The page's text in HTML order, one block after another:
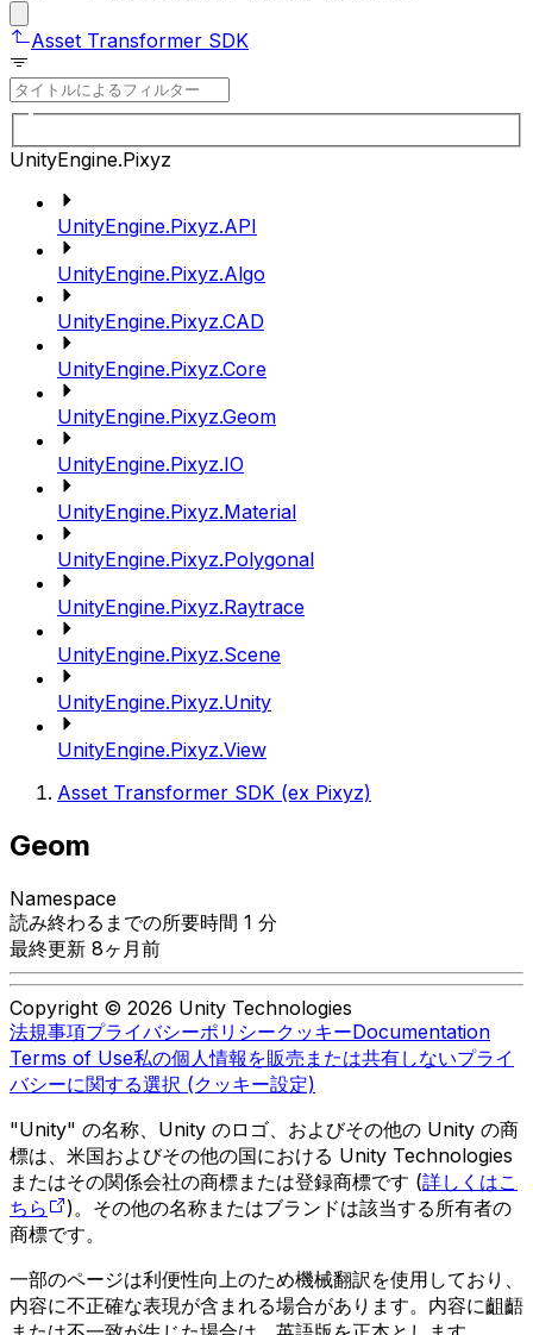
Asset Transformer SDK
UnityEngine.Pixyz
UnityEngine.Pixyz.API
UnityEngine.Pixyz.Algo
UnityEngine.Pixyz.CAD
UnityEngine.Pixyz.Core
UnityEngine.Pixyz.Geom
UnityEngine.Pixyz.IO
UnityEngine.Pixyz.Material
UnityEngine.Pixyz.Polygonal
UnityEngine.Pixyz.Raytrace
UnityEngine.Pixyz.Scene
UnityEngine.Pixyz.Unity
UnityEngine.Pixyz.View
Asset Transformer SDK (ex Pixyz)
Geom
Namespace
読み終わるまでの所要時間 1 分
最終更新 8ヶ月前
Copyright © 2026 Unity Technologies
法規事項プライバシーポリシークッキーDocumentation
Terms of Use私の個人情報を販売または共有しないプライ
バシーに関する選択 (クッキー設定)
"Unity" の名称、Unity のロゴ、およびその他の Unity の商
標は、米国およびその他の国における Unity Technologies
またはその関係会社の商標または登録商標です (詳しくはこ
ちら
)。その他の名称またはブランドは該当する所有者の
商標です。
一部のページは利便性向上のため機械翻訳を使用しており、
内容に不正確な表現が含まれる場合があります。内容に齟齬